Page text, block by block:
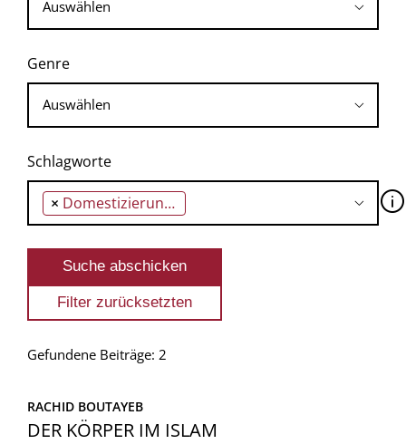
Genre
Schlagworte
× Domestizierung des Körpers 🛈
Gefundene Beiträge: 2
RACHID BOUTAYEB
DER KÖRPER IM ISLAM